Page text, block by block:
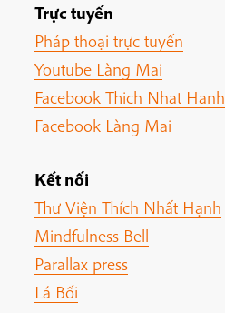
Trực tuyến
Pháp thoại trực tuyến
Youtube Làng Mai
Facebook Thich Nhat Hanh
Facebook Làng Mai
Kết nối
Thư Viện Thích Nhất Hạnh
Mindfulness Bell
Parallax press
Lá Bối